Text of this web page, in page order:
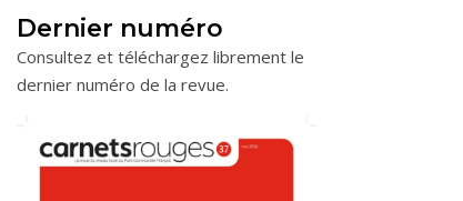
Dernier numéro
Consultez et téléchargez librement le
dernier numéro de la revue.